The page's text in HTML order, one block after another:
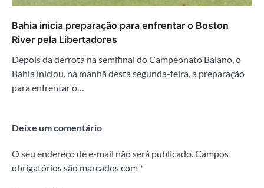
Bahia inicia preparação para enfrentar o Boston
River pela Libertadores
Depois da derrota na semifinal do Campeonato Baiano, o
Bahia iniciou, na manhã desta segunda-feira, a preparação
para enfrentar o…
Deixe um comentário
O seu endereço de e-mail não será publicado.Campos
obrigatórios são marcados com *